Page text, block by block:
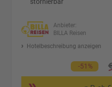
Anbieter:
BILLA Reisen
Hotelbeschreibung anzeigen
-51%